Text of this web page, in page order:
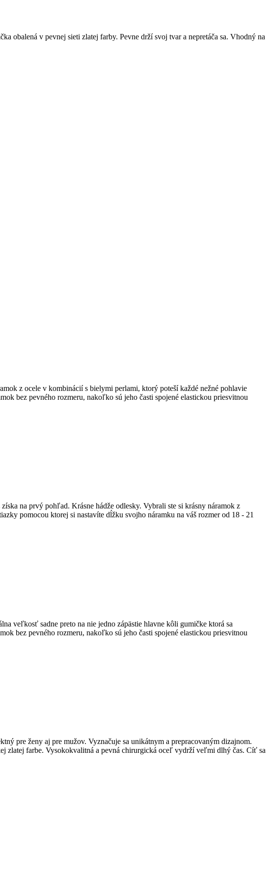
obalená v pevnej sieti zlatej farby. Pevne drží svoj tvar a nepretáča sa. Vhodný na
z ocele v kombinácií s bielymi perlami, ktorý poteší každé nežné pohlavie
bez pevného rozmeru, nakoľko sú jeho časti spojené elastickou priesvitnou
na prvý pohľad. Krásne hádže odlesky. Vybrali ste si krásny náramok z
pomocou ktorej si nastavíte dĺžku svojho náramku na váš rozmer od 18 - 21
veľkosť sadne preto na nie jedno zápästie hlavne kôli gumičke ktorá sa
bez pevného rozmeru, nakoľko sú jeho časti spojené elastickou priesvitnou
pre ženy aj pre mužov. Vyznačuje sa unikátnym a prepracovaným dizajnom.
zlatej farbe. Vysokokvalitná a pevná chirurgická oceľ vydrží veľmi dlhý čas. Cíť sa